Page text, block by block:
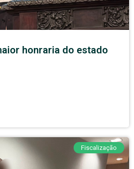
honraria do estado
Fiscalização